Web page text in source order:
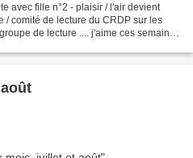
avec fille n°2 - plaisir / l'air devient
/ comité de lecture du CRDP sur les
de lecture .... j'aime ces semaines